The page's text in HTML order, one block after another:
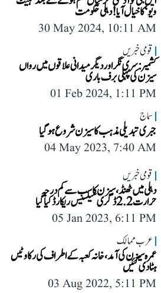
ویو‘ کا خیال آیا! دہلی حکومت
30 May 2024, 10:11 AM
قومی خبریں
کشمیر: سری نگر اور دیگر میدانی علاقوں میں رواں
سیزن کی پہلی برف باری
01 Feb 2024, 1:11 PM
سماج
جبری تبدیلی مذہب کا سیزن شروع ہو گیا
04 May 2023, 7:40 AM
قومی خبریں
دہلی میں ٹھنڈ، سیزن کا سب سے کم درجہ
حرارت 2.2 ڈگری سیلسیس ریکارڈ کیا گیا
05 Jan 2023, 6:11 PM
عرب ممالک
عمرہ سیزن کی آمد، خانہ کعبہ کے اطراف کی رکاوٹیں
ہٹا دی گئیں
03 Aug 2022, 5:11 PM